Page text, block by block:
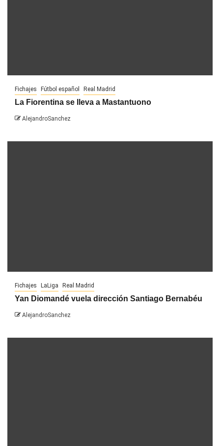
Fichajes Fútbol español Real Madrid
La Fiorentina se lleva a Mastantuono
AlejandroSanchez
Fichajes LaLiga Real Madrid
Yan Diomandé vuela dirección Santiago Bernabéu
AlejandroSanchez